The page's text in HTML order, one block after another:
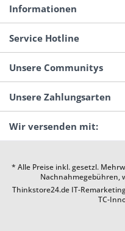
Informationen
Service Hotline
Unsere Communitys
Unsere Zahlungsarten
Wir versenden mit:
* Alle Preise inkl. gesetzl.
Nachnahmegebühren,
Thinkstore24.de IT-Remarketing
TC-